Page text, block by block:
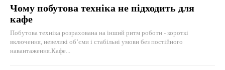
Чому побутова техніка не підходить для
кафе
Побутова техніка розрахована на інший ритм роботи - короткі
включення, невеликі об’єми і стабільні умови без постійного
навантаження.Кафе...